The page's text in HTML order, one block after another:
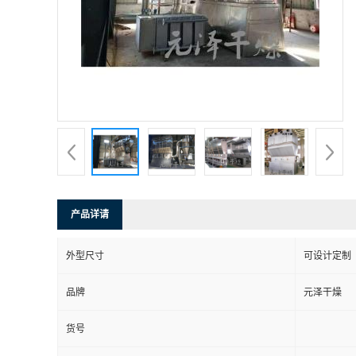
产品详请
外型尺寸 可设计定制
品牌 元泽干燥
货号